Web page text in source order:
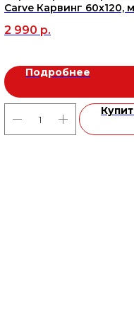
Carve Карвинг 60х120,
2 990 р.
Подробнее